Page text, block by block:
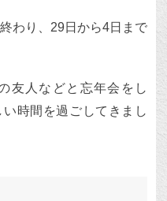
わり、29日から4日まで
友人などと忘年会をし
時間を過ごしてきまし